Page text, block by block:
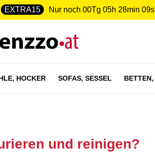
EXTRA15 Nur noch 00Tg 05h 28min 09s
HOCKER SOFAS, SESSEL BETTEN,
und reinigen?